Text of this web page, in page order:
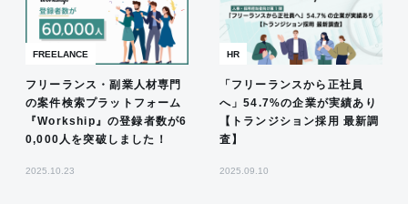
FREELANCE
フリーランス・副業人材専門
の案件検索プラットフォーム
『Workship』の登録者数が6
0,000人を突破しました！
2025.10.23
HR
「フリーランスから正社員
へ」54.7%の企業が実績あり
【トランジション採用 最新調
査】
2025.09.10